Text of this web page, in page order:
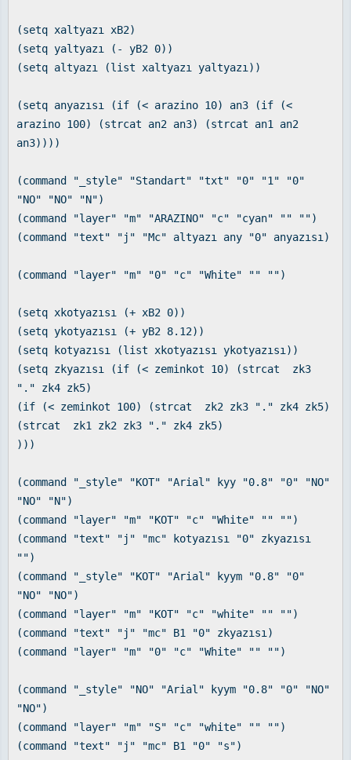
(setq xaltyazı xB2)
(setq yaltyazı (- yB2 0))
(setq altyazı (list xaltyazı yaltyazı))
(setq anyazısı (if (< arazino 10) an3 (if (<
arazino 100) (strcat an2 an3) (strcat an1 an2
an3))))
(command "_style" "Standart" "txt" "0" "1" "0"
"NO" "NO" "N")
(command "layer" "m" "ARAZINO" "c" "cyan" "" "")
(command "text" "j" "Mc" altyazı any "0" anyazısı)
(command "layer" "m" "0" "c" "White" "" "")
(setq xkotyazısı (+ xB2 0))
(setq ykotyazısı (+ yB2 8.12))
(setq kotyazısı (list xkotyazısı ykotyazısı))
(setq zkyazısı (if (< zeminkot 10) (strcat zk3
"." zk4 zk5)
(if (< zeminkot 100) (strcat zk2 zk3 "." zk4 zk5)
(strcat zk1 zk2 zk3 "." zk4 zk5)
)))
(command "_style" "KOT" "Arial" kyy "0.8" "0" "NO"
"NO" "N")
(command "layer" "m" "KOT" "c" "White" "" "")
(command "text" "j" "mc" kotyazısı "0" zkyazısı
"")
(command "_style" "KOT" "Arial" kyym "0.8" "0"
"NO" "NO")
(command "layer" "m" "KOT" "c" "white" "" "")
(command "text" "j" "mc" B1 "0" zkyazısı)
(command "layer" "m" "0" "c" "White" "" "")
(command "_style" "NO" "Arial" kyym "0.8" "0" "NO"
"NO")
(command "layer" "m" "S" "c" "white" "" "")
(command "text" "j" "mc" B1 "0" "s")